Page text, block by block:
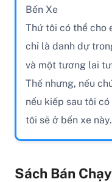
Bến Xe
Thứ tôi có thể cho
chỉ là danh dự
và một tương lai
Thế nhưng, nếu
nếu kiếp sau tôi
tôi sẽ ở bến xe
Sách Bán